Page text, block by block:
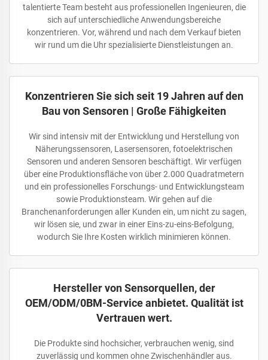
talentierte Team besteht aus professionellen Ingenieuren, die
sich auf unterschiedliche Anwendungsbereiche
konzentrieren. Vor, während und nach dem Verkauf bieten
wir rund um die Uhr spezialisierte Dienstleistungen an.
Konzentrieren Sie sich seit 19 Jahren auf den
Bau von Sensoren | Große Fähigkeiten
Wir sind intensiv mit der Entwicklung und Herstellung von
Näherungssensoren, Lasersensoren, fotoelektrischen
Sensoren und anderen Sensoren beschäftigt. Wir verfügen
über eine Produktionsfläche von über 2.000 Quadratmetern
und ein professionelles Forschungs- und Entwicklungsteam
sowie Produktionsteam. Wir gehen auf die
Branchenanforderungen aller Kunden ein, um nicht zu sagen,
wir lösen sie, und zwar in einer Eins-zu-eins-Befolgung,
wodurch Sie Ihre Kosten wirklich minimieren können.
Hersteller von Sensorquellen, der
OEM/ODM/0BM-Service anbietet. Qualität ist
Vertrauen wert.
Die Produkte sind hochsicher, verbrauchen wenig, sind
zuverlässig und kommen ohne Zwischenhändler aus.